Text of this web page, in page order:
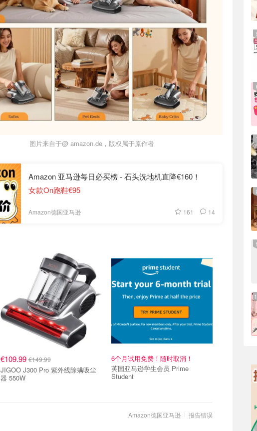
图片来自于@ amazon.de，版权属于原作者
Amazon 亚马逊每日必买榜 - 石头洗地机直降€160！
女款On跑鞋€95
Amazon德国亚马逊 161 14
€109.99€149.99
JIGOO J300 Pro 紫外线除螨吸尘
器 550W
6个月试用免费！随时取消！
英国亚马逊学生会员 Prime
Student
报告错误
Amazon德国亚马逊